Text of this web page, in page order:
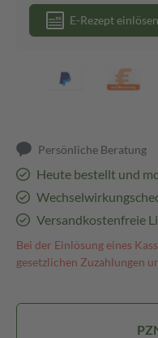
E-Rezept einlösen
Persönliche Beratung
Heute bestellt und
Versandkostenfreie
Bei der Einlösung eines
gesetzlichen Zuzahlungen